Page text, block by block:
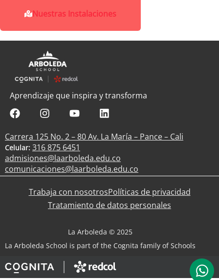
Nuestras Instalaciones
Aprendizaje que inspira y transforma
Carrera 125 No. 2 – 80 Av. La María – Pance – Cali
Celular: 316 875 6451
admisiones@laarboleda.edu.co
comunicaciones@laarboleda.edu.co
Trabaja con nosotrosPolíticas de privacidad
Tratamiento de datos personales
La Arboleda © 2025
La Arboleda School is part of the Cognita family of Schools